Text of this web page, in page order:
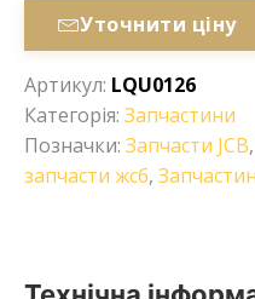
Уточнити ціну
Артикул: LQU0126
Категорія: Запчастини
Позначки: Запчасти JCB,
запчасти жсб,